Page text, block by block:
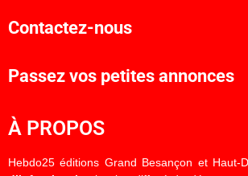
Contactez-nous
Passez vos petites annonces
À PROPOS
Hebdo25 éditions Grand Besançon et Haut-